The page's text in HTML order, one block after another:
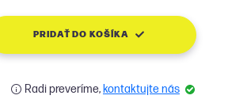
PRIDAŤ DO KOŠÍKA
Radi preveríme, kontaktujte nás